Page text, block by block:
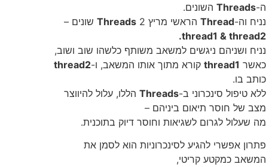
ה-Threads השונים.
נניח וה-Thread הראשי מריץ 2 Threads שונים –
thread1 & thread2.
נניח ושניהם ניגשים למשאב משותף כלשהו שוב ושוב,
כאשר thread1 קורא מתוך אותו המשאב, ו-thread2
כותב בו.
ללא טיפול סינכרוני ב-Threads הללו, עלול להיווצר
מצב של חוסר תיאום ביניהם –
מה שעלול לגרום לשגיאות וחוסר דיוק בתוכנית.
פתרון אפשרי להגיע לסינכרוניות הוא לסמן את
המשאב כמקטע קריטי,